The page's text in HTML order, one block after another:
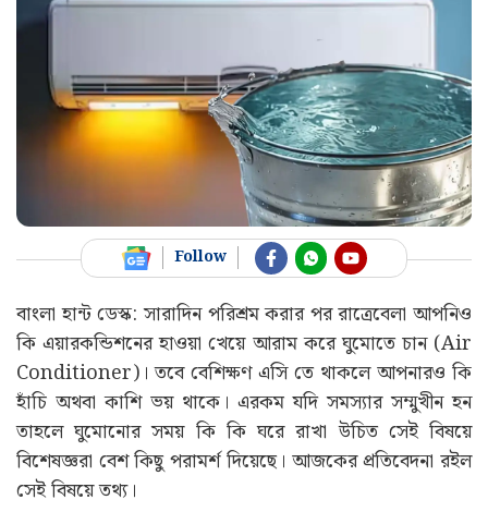
Follow
বাংলা হান্ট ডেস্ক: সারাদিন পরিশ্রম করার পর রাত্রেবেলা আপনিও
কি এয়ারকন্ডিশনের হাওয়া খেয়ে আরাম করে ঘুমোতে চান (Air
Conditioner)। তবে বেশিক্ষণ এসি তে থাকলে আপনারও কি
হাঁচি অথবা কাশি ভয় থাকে। এরকম যদি সমস্যার সম্মুখীন হন
তাহলে ঘুমোনোর সময় কি কি ঘরে রাখা উচিত সেই বিষয়ে
বিশেষজ্ঞরা বেশ কিছু পরামর্শ দিয়েছে। আজকের প্রতিবেদনা রইল
সেই বিষয়ে তথ্য।